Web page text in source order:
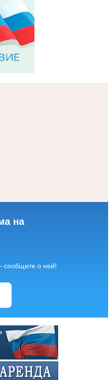
на
сообщите о ней!